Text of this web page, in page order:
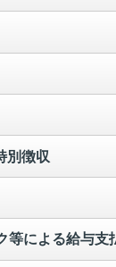
別徴収
等による給与